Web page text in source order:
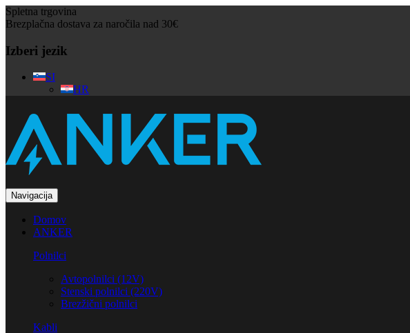
Spletna trgovina
Brezplačna dostava za naročila nad 30€
Izberi jezik
SI
HR
Navigacija
Domov
ANKER
Polnilci
Avtopolnilci (12V)
Stenski polnilci (220V)
Brezžični polnilci
Kabli